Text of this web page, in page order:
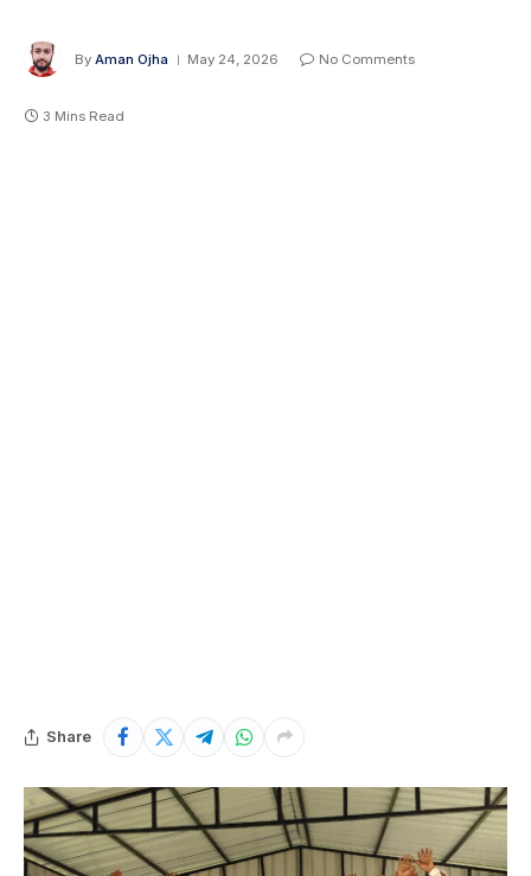
By Aman Ojha May 24, 2026 No Comments
3 Mins Read
Share